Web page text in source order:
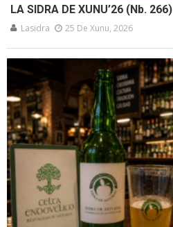
LA SIDRA DE XUNU’26 (Nb. 266)
Lasidra 25 De Xunu, 2026